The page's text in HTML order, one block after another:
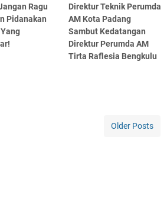
Ragu
Pidanakan
Direktur Teknik Perumda
AM Kota Padang
Sambut Kedatangan
Direktur Perumda AM
Tirta Raflesia Bengkulu
Older Posts